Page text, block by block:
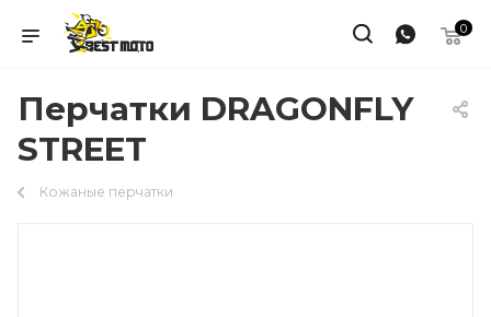
0
Перчатки DRAGONFLY
STREET
Кожаные перчатки